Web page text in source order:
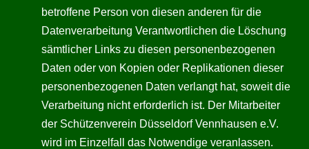
betroffene Person von diesen anderen für die
Datenverarbeitung Verantwortlichen die Löschung
sämtlicher Links zu diesen personenbezogenen
Daten oder von Kopien oder Replikationen dieser
personenbezogenen Daten verlangt hat, soweit die
Verarbeitung nicht erforderlich ist. Der Mitarbeiter
der Schützenverein Düsseldorf Vennhausen e.V.
wird im Einzelfall das Notwendige veranlassen.